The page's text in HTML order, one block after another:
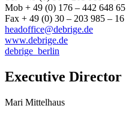
Mob + 49 (0) 176 – 442 648 65
Fax + 49 (0) 30 – 203 985 – 16
headoffice@debrige.de
www.debrige.de
debrige_berlin
Executive Director
Mari Mittelhaus